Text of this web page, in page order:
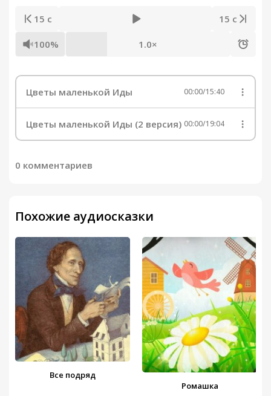
15 с 15 с
100% 1.0×
Цветы маленькой Иды 00:00/15:40
Цветы маленькой Иды (2 версия) 00:00/19:04
0 комментариев
Похожие аудиосказки
Все подряд
Ромашка